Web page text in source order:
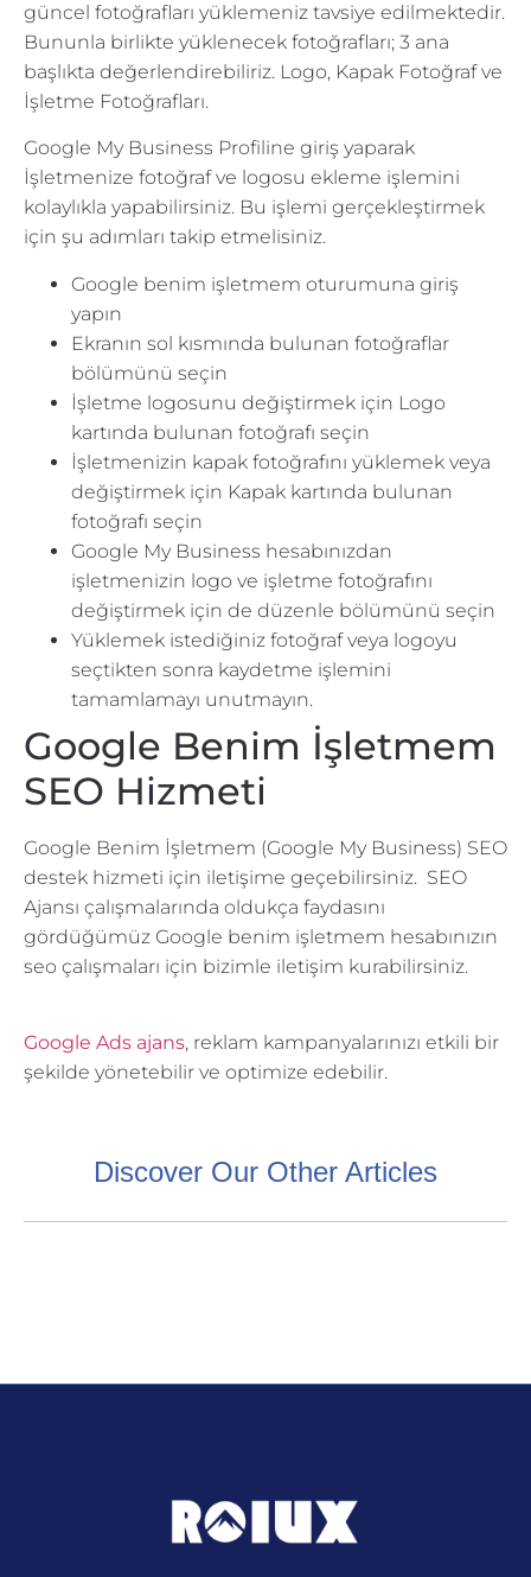
güncel fotoğrafları yüklemeniz tavsiye edilmektedir.
Bununla birlikte yüklenecek fotoğrafları; 3 ana
başlıkta değerlendirebiliriz. Logo, Kapak Fotoğraf ve
İşletme Fotoğrafları.
Google My Business Profiline giriş yaparak
İşletmenize fotoğraf ve logosu ekleme işlemini
kolaylıkla yapabilirsiniz. Bu işlemi gerçekleştirmek
için şu adımları takip etmelisiniz.
Google benim işletmem oturumuna giriş
yapın
Ekranın sol kısmında bulunan fotoğraflar
bölümünü seçin
İşletme logosunu değiştirmek için Logo
kartında bulunan fotoğrafı seçin
İşletmenizin kapak fotoğrafını yüklemek veya
değiştirmek için Kapak kartında bulunan
fotoğrafı seçin
Google My Business hesabınızdan
işletmenizin logo ve işletme fotoğrafını
değiştirmek için de düzenle bölümünü seçin
Yüklemek istediğiniz fotoğraf veya logoyu
seçtikten sonra kaydetme işlemini
tamamlamayı unutmayın.
Google Benim İşletmem
SEO Hizmeti
Google Benim İşletmem (Google My Business) SEO
destek hizmeti için iletişime geçebilirsiniz. SEO
Ajansı çalışmalarında oldukça faydasını
gördüğümüz Google benim işletmem hesabınızın
seo çalışmaları için bizimle iletişim kurabilirsiniz.
Google Ads ajans, reklam kampanyalarınızı etkili bir
şekilde yönetebilir ve optimize edebilir.
Discover Our Other Articles